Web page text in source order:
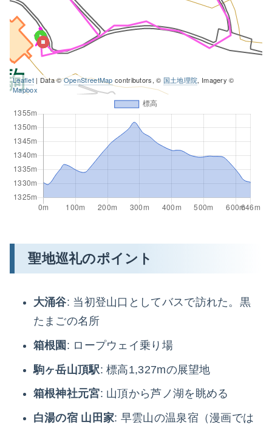
Leaflet| Data ©OpenStreetMap contributors, © 国土地理院, Imagery ©
Mapbox
聖地巡礼のポイント
大涌谷: 当初登山口としてバスで訪れた。黒
たまごの名所
箱根園 : ロープウェイ乗り場
駒ヶ岳山頂駅: 標高1,327mの展望地
箱根神社元宮: 山頂から芦ノ湖を眺める
白湯の宿 山田家: 早雲山の温泉宿（漫画では